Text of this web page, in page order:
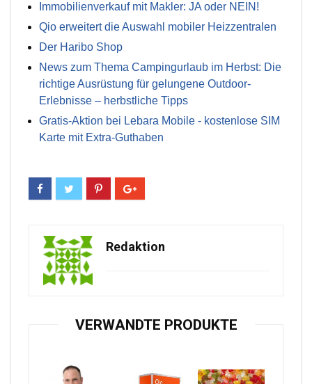
Immobilienverkauf mit Makler: JA oder NEIN!
Qio erweitert die Auswahl mobiler Heizzentralen
Der Haribo Shop
News zum Thema Campingurlaub im Herbst: Die
richtige Ausrüstung für gelungene Outdoor-
Erlebnisse – herbstliche Tipps
Gratis-Aktion bei Lebara Mobile - kostenlose SIM
Karte mit Extra-Guthaben
Redaktion
VERWANDTE PRODUKTE